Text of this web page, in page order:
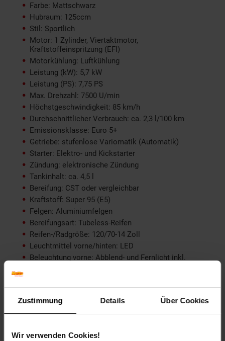
Zustimmung Details Über Cookies
Wir verwenden Cookies!
Farbe: Mattschwarz
Hubraum: 125ccm
Stil: Sportlich
Motor: 1 Zylinder, Viertaktmotor,
Kraftstoffeinspritzung (EFI)
Motorkühlung: Luftkühlung
Leistung (kW): 5,7 kW
Leistung (PS): 7,75 PS
Max. Drehzahl: 7500 U/min
Höchstgeschwindigkeit: 85 km/h
Durchschnittlicher Verbrauch: ca. 2,3 l/100 km
Emissionsklasse: Euro 5+
Getriebe: stufenlose Variomatik (Automatik)
Starter: Elektro- und Kickstarter
Zündung: elektronische Zündung
Tankinhalt: ca. 4,5 l
Bereifung: CST oder vergleichbar
Kraftstoff: Super 95 (E5)
Felgen: Aluminiumfelgen
Bereifungsart: Tubeless-Reifen
Reifen-/Radgröße: 120/70-14 Zoll
Leuchtmittel vorne/hinten: LED
Beleuchtung vorne: Abblend- und Fernlicht inkl.
Blinkeranlage
Batterie: 12 V/6 Ah
Bremse hinten: Scheibenbremse